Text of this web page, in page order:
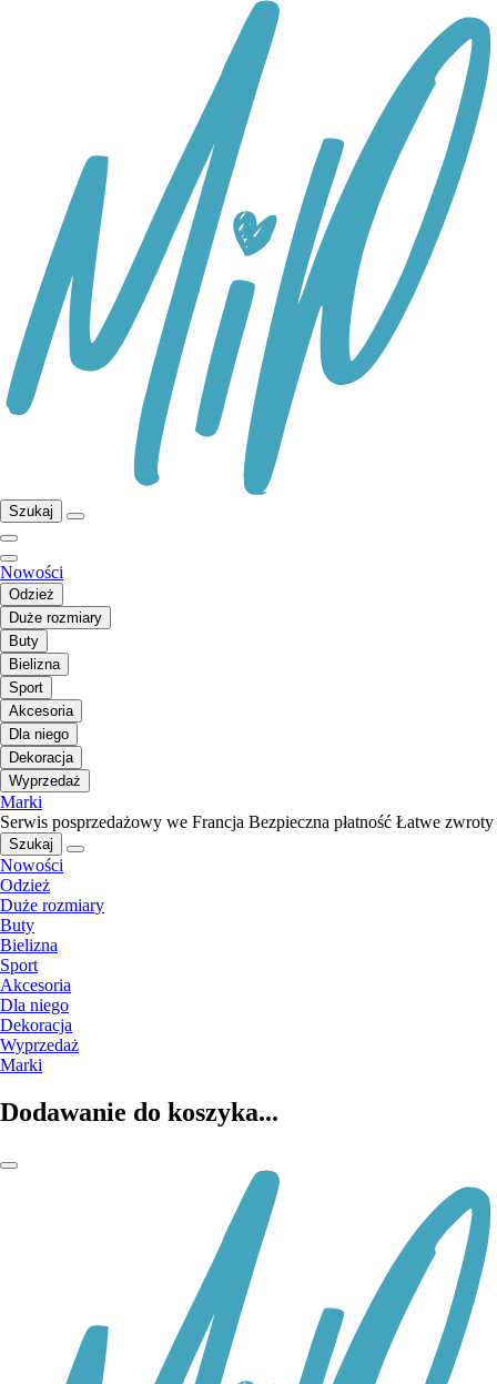
Szukaj
Nowości
Odzież
Duże rozmiary
Buty
Bielizna
Sport
Akcesoria
Dla niego
Dekoracja
Wyprzedaż
Marki
Serwis posprzedażowy we Francja Bezpieczna płatność Łatwe zwroty
Szukaj
Nowości
Odzież
Duże rozmiary
Buty
Bielizna
Sport
Akcesoria
Dla niego
Dekoracja
Wyprzedaż
Marki
Dodawanie do koszyka...